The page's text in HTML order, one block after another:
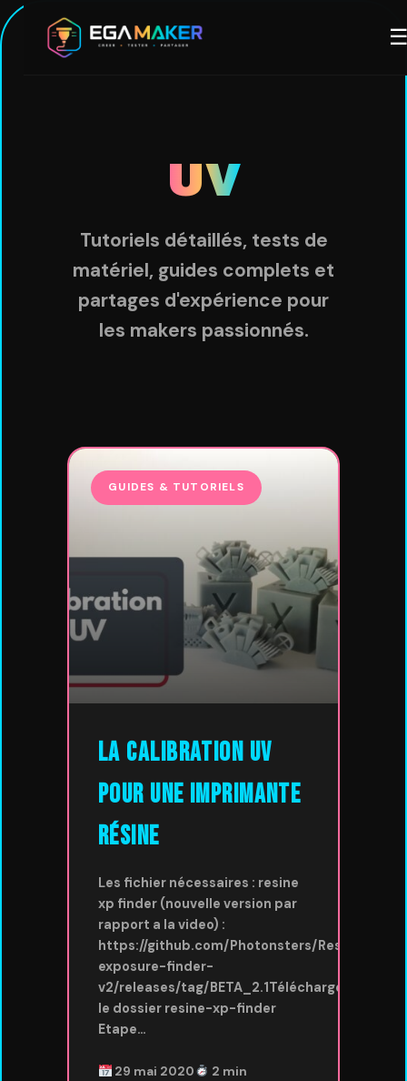
Aller
UV
Tutoriels détaillés, tests de
matériel, guides complets et
partages d'expérience pour
les makers passionnés.
GUIDES & TUTORIELS
La calibration UV
pour une imprimante
résine
Les fichier nécessaires : resine
xp finder (nouvelle version par
rapport a la video) :
https://github.com/Photonsters/Resin-
exposure-finder-
v2/releases/tag/BETA_2.1Téléchargez
le dossier resine-xp-finder
Etape…
29 mai 2020 2 min